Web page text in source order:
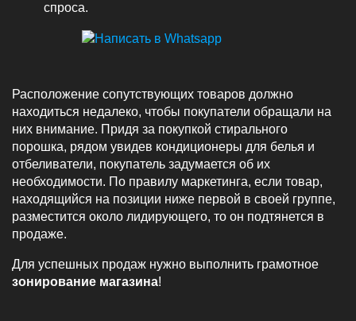
спроса.
Расположение сопутствующих товаров должно
находиться недалеко, чтобы покупатели обращали на
них внимание. Придя за покупкой стирального
порошка, рядом увидев кондиционеры для белья и
отбеливатели, покупатель задумается об их
необходимости. По правилу маркетинга, если товар,
находящийся на позиции ниже первой в своей группе,
разместится около лидирующего, то он подтянется в
продаже.
Для успешных продаж нужно выполнить грамотное
зонирование магазина!